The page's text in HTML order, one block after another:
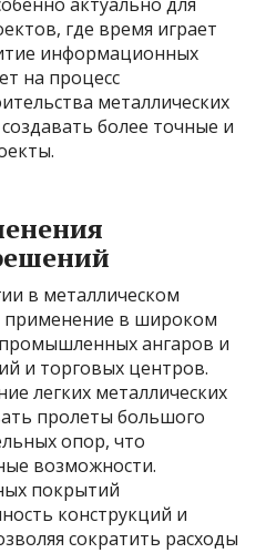
где время играет
информационных
на процесс
металлических
более точные и
в металлическом
применение в широком
ангаров и
и торговых центров.
легких металлических
пролеты большого
опор, что
возможности.
покрытий
конструкций и
сократить расходы